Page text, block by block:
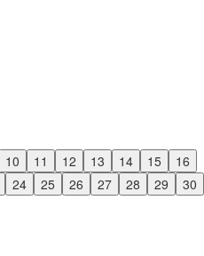
10 11 12 13 14 15
16
24 25 26 27 28 29
30